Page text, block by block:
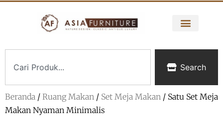
Search
Beranda / Ruang Makan / Set Meja Makan / Satu Set Meja
Makan Nyaman Minimalis